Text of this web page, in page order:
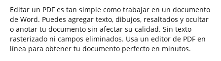
Editar un PDF es tan simple como trabajar en un documento
de Word. Puedes agregar texto, dibujos, resaltados y ocultar
o anotar tu documento sin afectar su calidad. Sin texto
rasterizado ni campos eliminados. Usa un editor de PDF en
línea para obtener tu documento perfecto en minutos.